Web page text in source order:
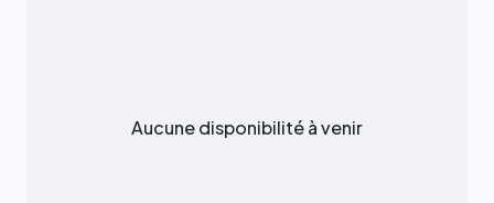
Aucune disponibilité à venir